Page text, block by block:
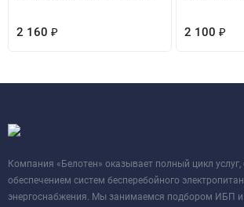
2 160 ₽ 2 100 ₽
Компания «Белотен» оказывает полный цикл услуг,
обеспечением систем бесперебойного
энергоснабжения. Мы занимаемся подбором ИБП и